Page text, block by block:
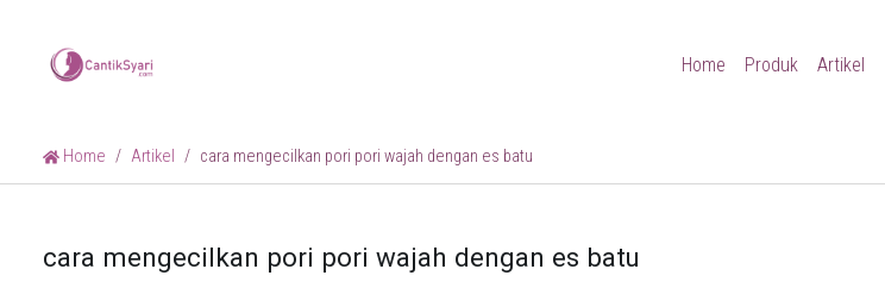
Home Produk Artikel
Home Artikel cara mengecilkan pori pori wajah dengan es batu
cara mengecilkan pori pori wajah dengan es batu